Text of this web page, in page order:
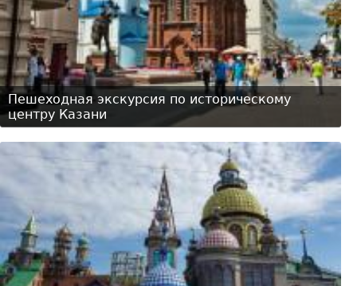
Пешеходная экскурсия по историческому
центру Казани